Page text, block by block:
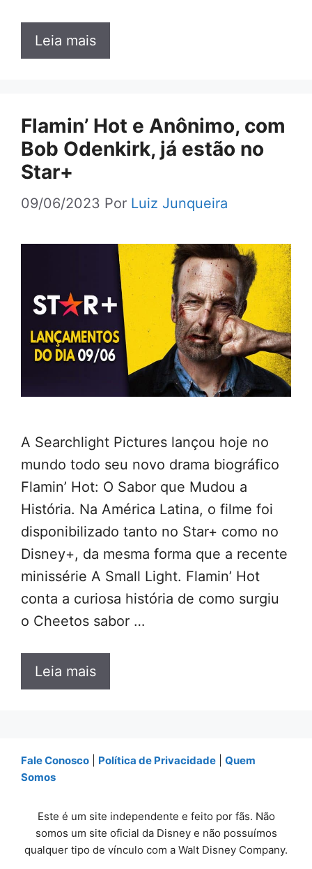
Leia mais
Flamin’ Hot e Anônimo, com
Bob Odenkirk, já estão no
Star+
09/06/2023 Por Luiz Junqueira
A Searchlight Pictures lançou hoje no
mundo todo seu novo drama biográfico
Flamin’ Hot: O Sabor que Mudou a
História. Na América Latina, o filme foi
disponibilizado tanto no Star+ como no
Disney+, da mesma forma que a recente
minissérie A Small Light. Flamin’ Hot
conta a curiosa história de como surgiu
o Cheetos sabor …
Leia mais
Fale Conosco Política de Privacidade
Quem
Somos
Este é um site independente e feito por fãs. Não
somos um site oficial da Disney e não possuímos
qualquer tipo de vínculo com a Walt Disney Company.